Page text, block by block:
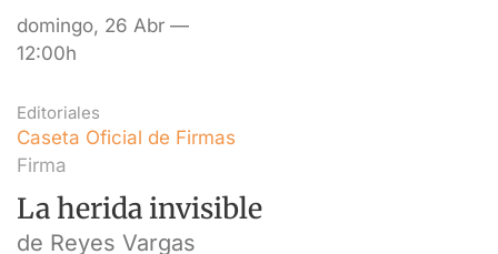
domingo, 26 Abr —
12:00h
Editoriales
Caseta Oficial de Firmas
Firma
La herida invisible
de Reyes Vargas